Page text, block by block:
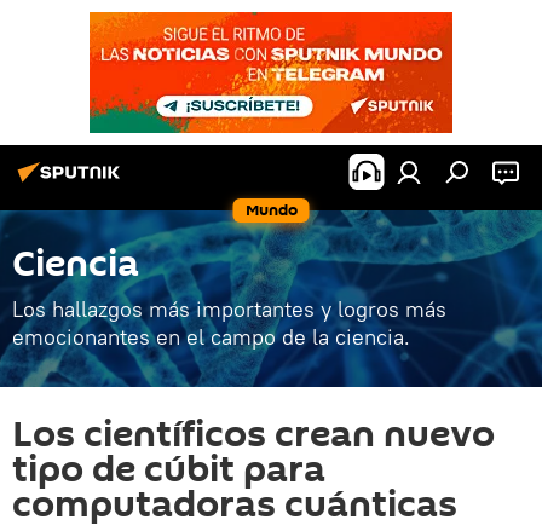
Mundo
Ciencia
Los hallazgos más importantes y logros más
emocionantes en el campo de la ciencia.
Los científicos crean nuevo
tipo de cúbit para
computadoras cuánticas